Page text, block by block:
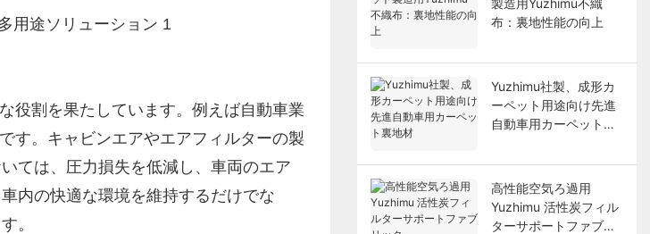
役割を果たしています。例えば自動車業
す。キャビンエアやエアフィルターの製
ては、圧力損失を低減し、車両のエア
内の快適な環境を維持するだけでな
。
布：裏地性能の向上
Yuzhimu社製、成形カ
ーペット用途向け先進
自動車用カーペット裏
高性能空気ろ過用
Yuzhimu 活性炭フィル
ターサポートファブリ